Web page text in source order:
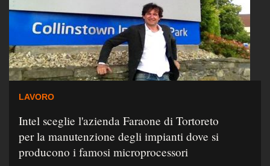
LAVORO
Intel sceglie l'azienda Faraone di Tortoreto
per la manutenzione degli impianti dove si
producono i famosi microprocessori